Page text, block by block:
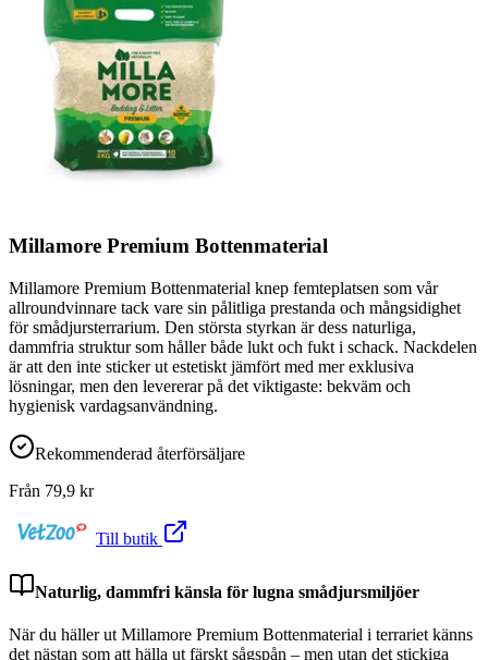
Millamore Premium Bottenmaterial
Millamore Premium Bottenmaterial knep femteplatsen som vår
allroundvinnare tack vare sin pålitliga prestanda och mångsidighet
för smådjursterrarium. Den största styrkan är dess naturliga,
dammfria struktur som håller både lukt och fukt i schack. Nackdelen
är att den inte sticker ut estetiskt jämfört med mer exklusiva
lösningar, men den levererar på det viktigaste: bekväm och
hygienisk vardagsanvändning.
Rekommenderad återförsäljare
Från 79,9 kr
Till butik
Naturlig, dammfri känsla för lugna smådjursmiljöer
När du häller ut Millamore Premium Bottenmaterial i terrariet känns
det nästan som att hälla ut färskt sågspån – men utan det stickiga